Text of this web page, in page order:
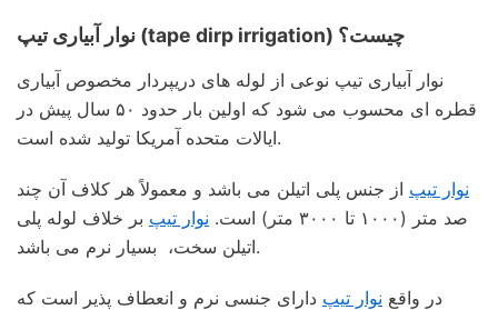
نوار آبیاری تیپ (tape dirp irrigation) چیست؟
نوار آبیاری تیپ نوعی از لوله های دریپردار مخصوص آبیاری
قطره ای محسوب می شود که اولین بار حدود ۵۰ سال پیش در
ایالات متحده آمریکا تولید شده است.
نوار تیپ از جنس پلی اتیلن می باشد و معمولاً هر کلاف آن چند
صد متر (۱۰۰۰ تا ۳۰۰۰ متر) است.
نوار تیپ بر خلاف لوله پلی
اتیلن سخت، بسیار نرم می باشد.
در واقع نوار تیپ دارای جنسی نرم و انعطاف پذیر است که